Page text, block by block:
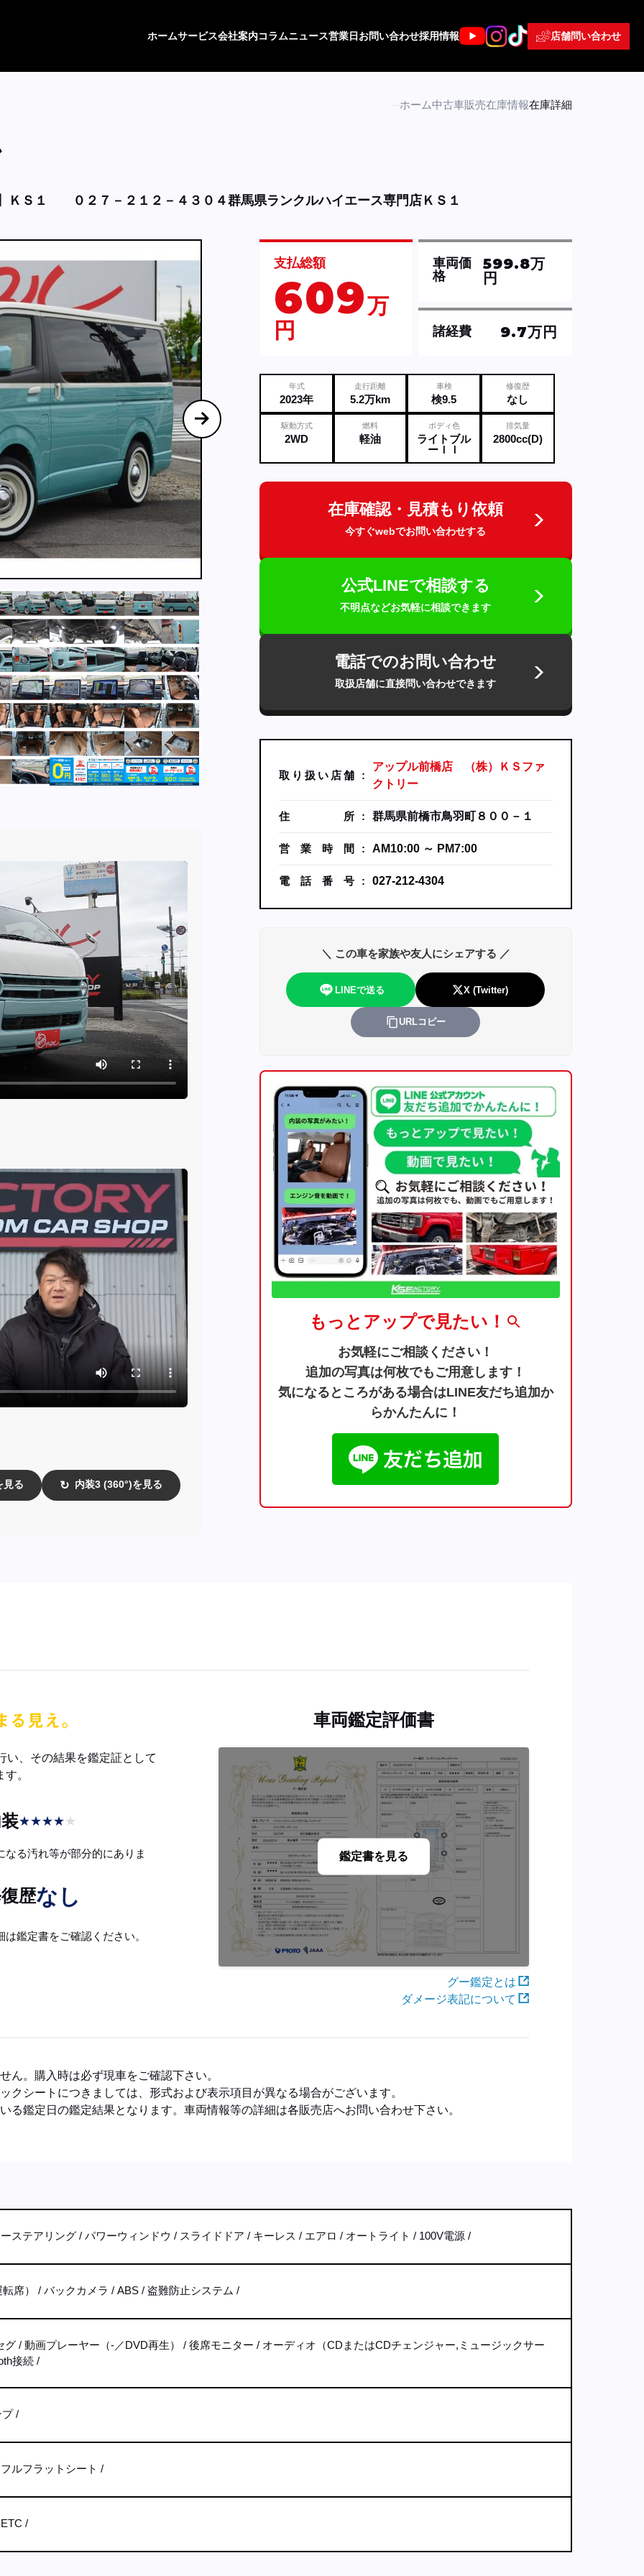
ホームサービス会社案内コラムニュース営業日 お問い合わせ採用情報 店舗問い合わせ
ホーム中古車販売在庫情報在庫詳細
ＫＳ１ ０２７－２１２－４３０４群馬県ランクルハイエース専門店ＫＳ１
見る ↻ 内装3 (360°)を見る
支払総額
609万
円
諸経費 9.7万円
車両価
格
599.8万
円
年式
2023年
走行距離
5.2万km
車検
検9.5
修復歴
なし
駆動方式
2WD
燃料
軽油
ボディ色
ライトブル
ーＩＩ
排気量
2800cc(D)
在庫確認・見積もり依頼
今すぐwebでお問い合わせする
公式LINEで相談する
不明点などお気軽に相談できます
電話でのお問い合わせ
取扱店舗に直接問い合わせできます
取 り 扱 い 店舗
アップル前橋店 （株）ＫＳファ
クトリー
住 所 群馬県前橋市鳥羽町８００－１
営 業 時 間 AM10:00 ～ PM7:00
電 話 番 号 027-212-4304
＼ この車を家族や友人にシェアする ／
LINEで送る X (Twitter)
URLコピー
もっとアップで見たい！
お気軽にご相談ください！
追加の写真は何枚でもご用意します！
気になるところがある場合はLINE友だち追加か
らかんたんに！
い、その結果を鑑定証として
。
★★★★★
なる汚れ等が部分的にありま
歴なし
は鑑定書をご確認ください。
車両鑑定評価書
鑑定書を見る
グー鑑定とは
ダメージ表記について
。購入時は必ず現車をご確認下さい。
シートにつきましては、形式および表示項目が異なる場合がございます。
鑑定日の鑑定結果となります。車両情報等の詳細は各販売店へお問い合わせ下さい。
ステアリング パワーウィンドウ スライドドア キーレス エアロ オートライト 100V電源
席） バックカメラ ABS 盗難防止システム
グ 動画プレーヤー（-／DVD再生） 後席モニター
オーディオ（CDまたはCDチェンジャー,ミュージックサー
接続
プ
フルフラットシート
ETC